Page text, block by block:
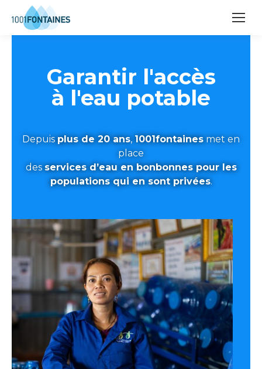
Garantir l'accès
à l'eau potable
Depuisplus de 20 ans, 1001fontainesmet en
place
desservices d’eau en bonbonnes pour les
populations qui en sont privées.